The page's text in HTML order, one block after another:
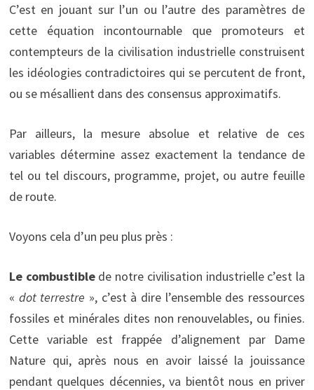
C’est en jouant sur l’un ou l’autre des paramètres de
cette équation incontournable que promoteurs et
contempteurs de la civilisation industrielle construisent
les idéologies contradictoires qui se percutent de front,
ou se mésallient dans des consensus approximatifs.
Par ailleurs, la mesure absolue et relative de ces
variables détermine assez exactement la tendance de
tel ou tel discours, programme, projet, ou autre feuille
de route.
Voyons cela d’un peu plus près :
Le combustiblede notre civilisation industrielle c’est la
« dot terrestre », c’est à dire l’ensemble des ressources
fossiles et minérales dites non renouvelables, ou finies.
Cette variable est frappée d’alignement par Dame
Nature qui, après nous en avoir laissé la jouissance
pendant quelques décennies, va bientôt nous en priver